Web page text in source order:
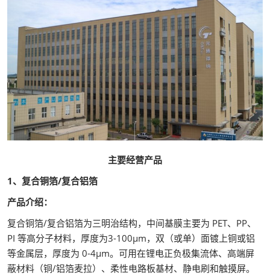
主要经营产品
1、复合铜箔/复合铝箔
产品介绍：
复合铜箔/复合铝箔为三明治结构，中间基膜主要为 PET、PP、
PI 等高分子材料，厚度为3-100μm，双（或单）面镀上铜或铝
等金属层，厚度为 0-4μm。可用在锂电正负极集流体、高端屏
蔽材料（铜/铝箔麦拉）、柔性电路板基材、静电刷和触摸屏。